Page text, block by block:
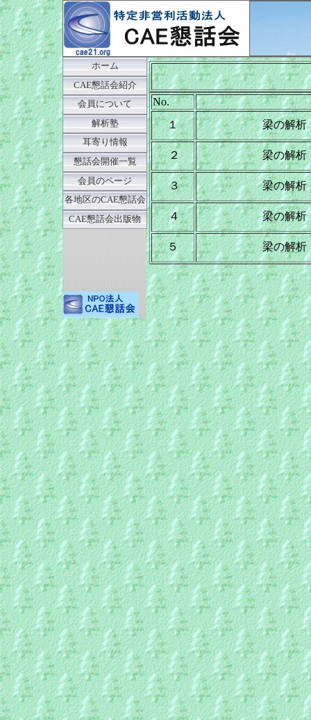
ホーム
CAE懇話会紹介
会員について
解析塾
耳寄り情報
懇話会開催一覧
会員のページ
各地区のCAE懇話会
CAE懇話会出版物
No.
１
梁の解析
２ 梁の解析
３ 梁の解析
４ 梁の解析
５ 梁の解析